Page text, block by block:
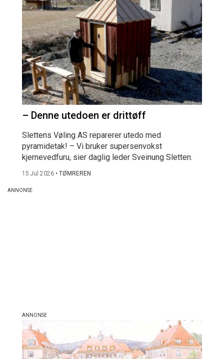
– Denne utedoen er drittøff
Slettens Vøling AS reparerer utedo med
pyramidetak! – Vi bruker supersenvokst
kjernevedfuru, sier daglig leder Sveinung Sletten.
15 Jul 2026 • TØMREREN